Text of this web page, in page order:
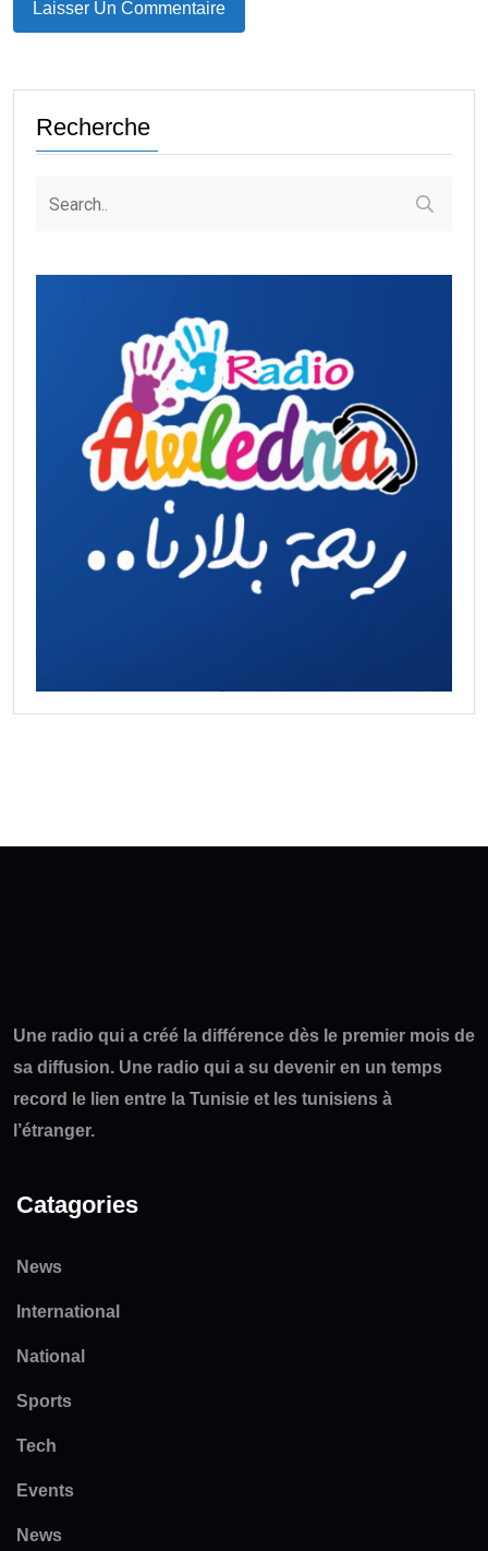
Recherche
Une radio qui a créé la différence dès le premier mois de
sa diffusion. Une radio qui a su devenir en un temps
record le lien entre la Tunisie et les tunisiens à
l’étranger.
Catagories
News
International
National
Sports
Tech
Events
News